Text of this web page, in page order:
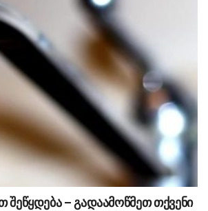
შეწყდება – გადაამოწმეთ თქვენი